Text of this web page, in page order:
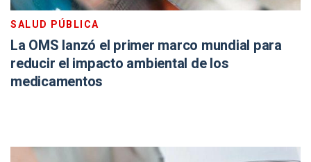
SALUD PÚBLICA
La OMS lanzó el primer marco mundial para
reducir el impacto ambiental de los
medicamentos